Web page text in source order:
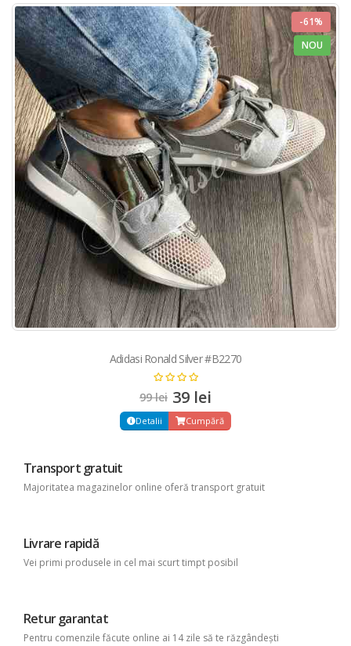
-61%
NOU
Adidasi Ronald Silver #B2270
99 lei 39 lei
Detalii Cumpără
Transport gratuit
Majoritatea magazinelor online oferă transport gratuit
Livrare rapidă
Vei primi produsele in cel mai scurt timpt posibil
Retur garantat
Pentru comenzile făcute online ai 14 zile să te răzgândești